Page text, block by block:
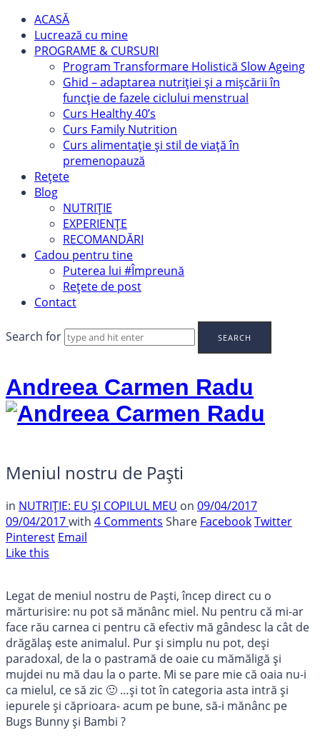
ACASĂ
Lucrează cu mine
PROGRAME & CURSURI
Program Transformare Holistică Slow Ageing
Ghid – adaptarea nutriției și a mișcării în
funcție de fazele ciclului menstrual
Curs Healthy 40’s
Curs Family Nutrition
Curs alimentație și stil de viață în
premenopauză
Rețete
Blog
NUTRIȚIE
EXPERIENȚE
RECOMANDĂRI
Cadou pentru tine
Puterea lui #Împreună
Rețete de post
Contact
Search for
Andreea Carmen Radu
Meniul nostru de Paști
in NUTRIȚIE: EU ȘI COPILUL MEU on 09/04/2017
09/04/2017with 4 Comments Share FacebookTwitter
Pinterest Email
Like this
Legat de meniul nostru de Paști, încep direct cu o
mărturisire: nu pot să mănânc miel. Nu pentru că mi-ar
face rău carnea ci pentru că efectiv mă gândesc la cât de
drăgălaș este animalul. Pur și simplu nu pot, deși
paradoxal, de la o pastramă de oaie cu mămăligă și
mujdei nu mă dau la o parte. Mi se pare mie că oaia nu-i
ca mielul, ce să zic 🙂 …și tot în categoria asta intră și
iepurele și căprioara- acum pe bune, să-i mănânc pe
Bugs Bunny și Bambi ?